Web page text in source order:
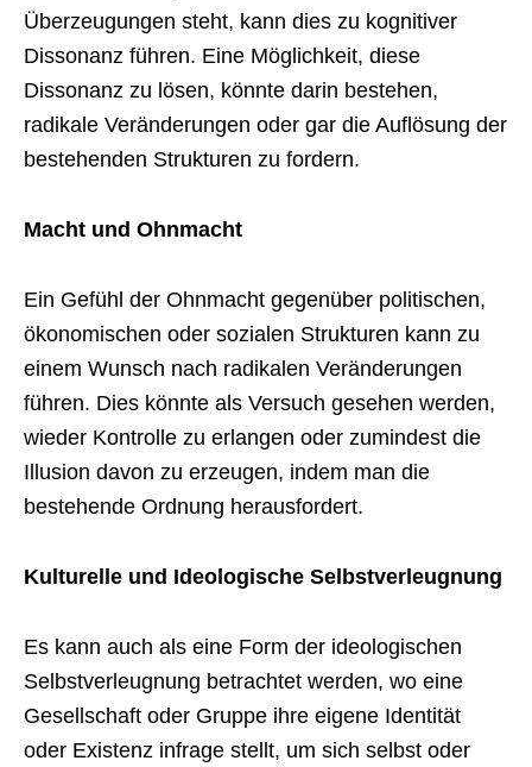
Überzeugungen steht, kann dies zu kognitiver
Dissonanz führen. Eine Möglichkeit, diese
Dissonanz zu lösen, könnte darin bestehen,
radikale Veränderungen oder gar die Auflösung der
bestehenden Strukturen zu fordern.
Macht und Ohnmacht
Ein Gefühl der Ohnmacht gegenüber politischen,
ökonomischen oder sozialen Strukturen kann zu
einem Wunsch nach radikalen Veränderungen
führen. Dies könnte als Versuch gesehen werden,
wieder Kontrolle zu erlangen oder zumindest die
Illusion davon zu erzeugen, indem man die
bestehende Ordnung herausfordert.
Kulturelle und Ideologische Selbstverleugnung
Es kann auch als eine Form der ideologischen
Selbstverleugnung betrachtet werden, wo eine
Gesellschaft oder Gruppe ihre eigene Identität
oder Existenz infrage stellt, um sich selbst oder